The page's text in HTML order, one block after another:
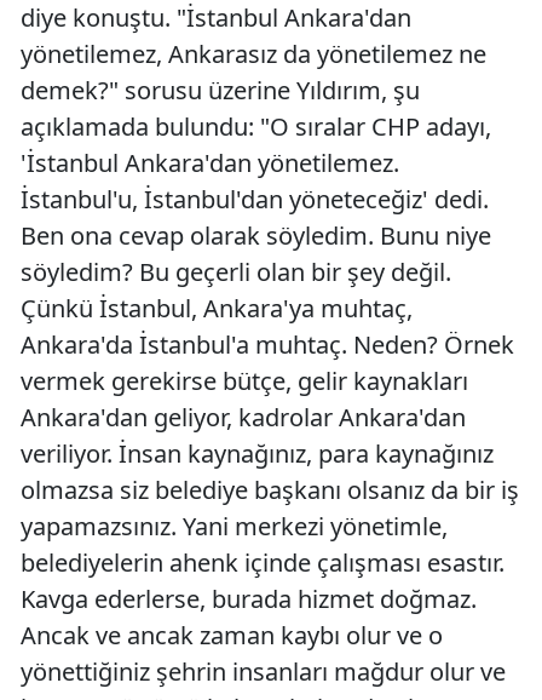
diye konuştu. "İstanbul Ankara'dan
yönetilemez, Ankarasız da yönetilemez ne
demek?" sorusu üzerine Yıldırım, şu
açıklamada bulundu: "O sıralar CHP adayı,
'İstanbul Ankara'dan yönetilemez.
İstanbul'u, İstanbul'dan yöneteceğiz' dedi.
Ben ona cevap olarak söyledim. Bunu niye
söyledim? Bu geçerli olan bir şey değil.
Çünkü İstanbul, Ankara'ya muhtaç,
Ankara'da İstanbul'a muhtaç. Neden? Örnek
vermek gerekirse bütçe, gelir kaynakları
Ankara'dan geliyor, kadrolar Ankara'dan
veriliyor. İnsan kaynağınız, para kaynağınız
olmazsa siz belediye başkanı olsanız da bir iş
yapamazsınız. Yani merkezi yönetimle,
belediyelerin ahenk içinde çalışması esastır.
Kavga ederlerse, burada hizmet doğmaz.
Ancak ve ancak zaman kaybı olur ve o
yönettiğiniz şehrin insanları mağdur olur ve